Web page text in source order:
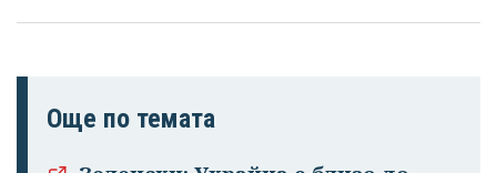
Още по темата